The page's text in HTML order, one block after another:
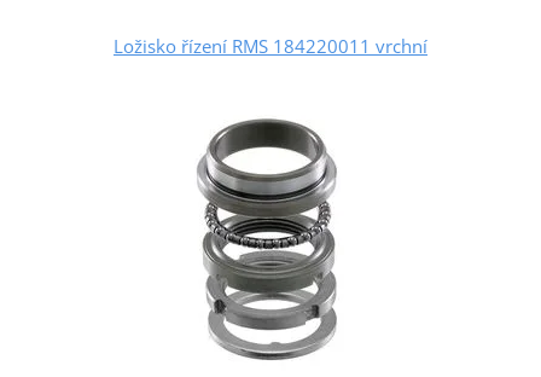
Ložisko řízení RMS 184220011 vrchní